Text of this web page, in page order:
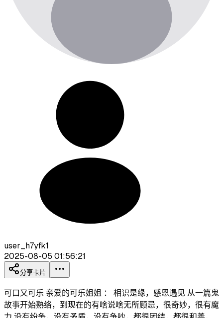
user_h7yfk1
2025-08-05 01:56:21
分享卡片
可口又可乐 亲爱的可乐姐姐 ： 相识是缘，感恩遇见 从一篇鬼
故事开始熟络，到现在的有啥说啥无所顾忌，很奇妙，很有魔